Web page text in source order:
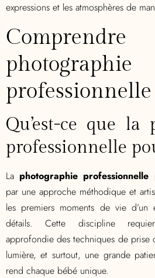
expressions et les atmosphères de
photographie
Qu’est-ce que la
professionnelle
La photographie
par une approche méthodique et
les premiers moments de vie d’un
détails. Cette discipline
approfondie des techniques de prise
lumière, et surtout, une grande
rend chaque bébé unique.